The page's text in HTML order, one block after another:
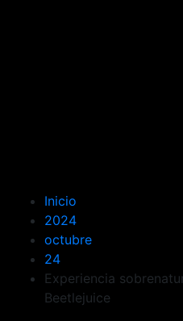
Inicio
2024
octubre
24
Experiencia
Beetlejuice